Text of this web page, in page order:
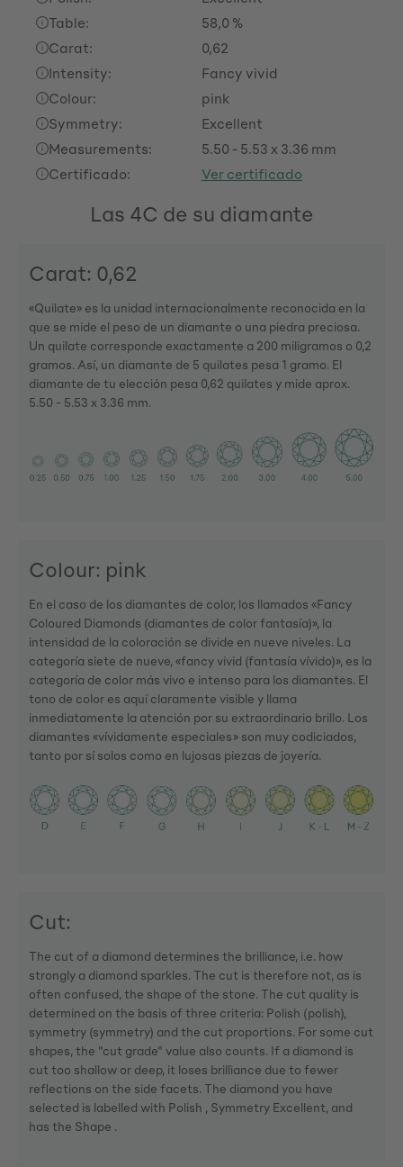
Table:
58,0 %
Carat:
0,62
Intensity:
Fancy vivid
Colour:
pink
Symmetry:
Excellent
Measurements:
5.50 - 5.53 x 3.36 mm
Certificado:
Ver certificado
Las 4C de su diamante
Carat: 0,62
«Quilate» es la unidad internacionalmente reconocida en la
que se mide el peso de un diamante o una piedra preciosa.
Un quilate corresponde exactamente a 200 miligramos o 0,2
gramos. Así, un diamante de 5 quilates pesa 1 gramo. El
diamante de tu elección pesa 0,62 quilates y mide aprox.
5.50 - 5.53 x 3.36 mm.
Colour: pink
En el caso de los diamantes de color, los llamados «Fancy
Coloured Diamonds (diamantes de color fantasía)», la
intensidad de la coloración se divide en nueve niveles. La
categoría siete de nueve, «fancy vivid (fantasía vívido)», es la
categoría de color más vivo e intenso para los diamantes. El
tono de color es aquí claramente visible y llama
inmediatamente la atención por su extraordinario brillo. Los
diamantes «vívidamente especiales» son muy codiciados,
tanto por sí solos como en lujosas piezas de joyería.
Cut:
The cut of a diamond determines the brilliance, i.e. how
strongly a diamond sparkles. The cut is therefore not, as is
often confused, the shape of the stone. The cut quality is
determined on the basis of three criteria: Polish (polish),
symmetry (symmetry) and the cut proportions. For some cut
shapes, the "cut grade" value also counts. If a diamond is
cut too shallow or deep, it loses brilliance due to fewer
reflections on the side facets. The diamond you have
selected is labelled with Polish , Symmetry Excellent, and
has the Shape .